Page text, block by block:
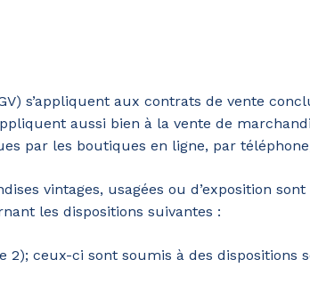
s’appliquent aux contrats de vente
aussi bien à la vente de
par les boutiques en ligne, par
vintages, usagées ou d’exposition
les dispositions suivantes :
ceux-ci sont soumis à des dispositions